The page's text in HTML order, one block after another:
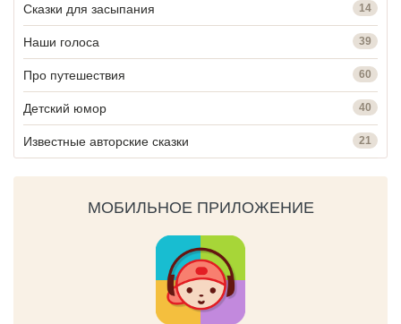
Сказки для засыпания 14
Наши голоса 39
Про путешествия 60
Детский юмор 40
Известные авторские сказки 21
МОБИЛЬНОЕ ПРИЛОЖЕНИЕ